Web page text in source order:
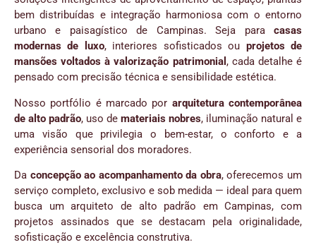
bem distribuídas e integração harmoniosa com o entorno
urbano e paisagístico de Campinas. Seja para casas
modernas de luxo, interiores sofisticados ou projetos de
mansões voltados à valorização patrimonial , cada detalhe é
pensado com precisão técnica e sensibilidade estética.
Nosso portfólio é marcado por arquitetura contemporânea
de alto padrão, uso de materiais nobres, iluminação natural e
uma visão que privilegia o bem-estar, o conforto e a
experiência sensorial dos moradores.
Da concepção ao acompanhamento da obra, oferecemos um
serviço completo, exclusivo e sob medida — ideal para quem
busca um arquiteto de alto padrão em Campinas, com
projetos assinados que se destacam pela originalidade,
sofisticação e excelência construtiva.